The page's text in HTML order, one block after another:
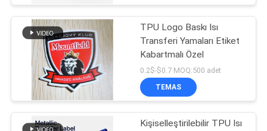
BIR
TEKLIF
ISTEĞI
SITE
HARITASI
TPU Logo Baskı Isı
Transferi Yamaları Etiket
Kabartmalı Özel
0.2$-$0.7 MOQ:500 adet
TEMAS
Kişiselleştirilebilir TPU Isı